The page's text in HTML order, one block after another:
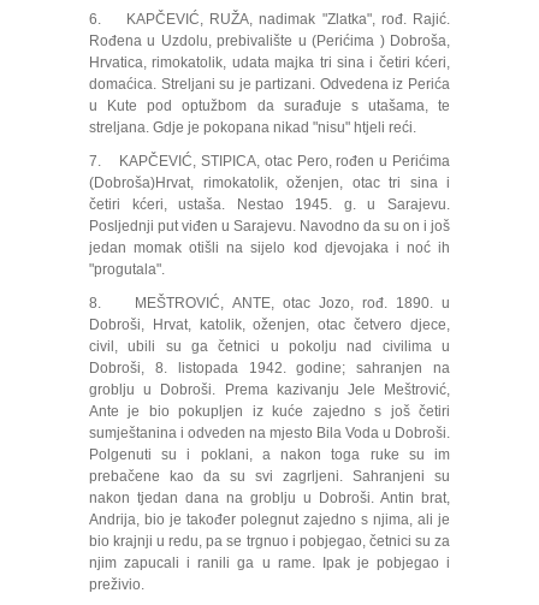
6. KAPČEVIĆ, RUŽA, nadimak "Zlatka", rođ. Rajić.
Rođena u Uzdolu, prebivalište u (Perićima ) Dobroša,
Hrvatica, rimokatolik, udata majka tri sina i četiri kćeri,
domaćica. Streljani su je partizani. Odvedena iz Perića
u Kute pod optužbom da surađuje s utašama, te
streljana. Gdje je pokopana nikad "nisu" htjeli reći.
7. KAPČEVIĆ, STIPICA, otac Pero, rođen u Perićima
(Dobroša)Hrvat, rimokatolik, oženjen, otac tri sina i
četiri kćeri, ustaša. Nestao 1945. g. u Sarajevu.
Posljednji put viđen u Sarajevu. Navodno da su on i još
jedan momak otišli na sijelo kod djevojaka i noć ih
"progutala".
8. MEŠTROVIĆ, ANTE, otac Jozo, rođ. 1890. u
Dobroši, Hrvat, katolik, oženjen, otac četvero djece,
civil, ubili su ga četnici u pokolju nad civilima u
Dobroši, 8. listopada 1942. godine; sahranjen na
groblju u Dobroši. Prema kazivanju Jele Meštrović,
Ante je bio pokupljen iz kuće zajedno s još četiri
sumještanina i odveden na mjesto Bila Voda u Dobroši.
Polgenuti su i poklani, a nakon toga ruke su im
prebačene kao da su svi zagrljeni. Sahranjeni su
nakon tjedan dana na groblju u Dobroši. Antin brat,
Andrija, bio je također polegnut zajedno s njima, ali je
bio krajnji u redu, pa se trgnuo i pobjegao, četnici su za
njim zapucali i ranili ga u rame. Ipak je pobjegao i
preživio.